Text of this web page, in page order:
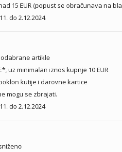
15 EUR (popust se obračunava na
do 2.12.2024.
artikle
uz minimalan iznos kupnje 10 EUR
kutije i darovne kartice
mogu se zbrajati.
do 2.12.2024